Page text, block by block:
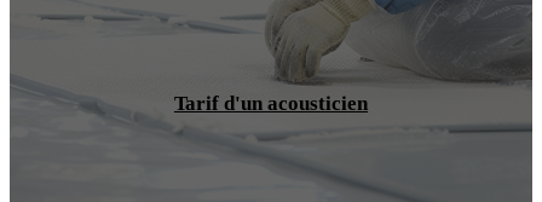
Tarif d'un acousticien